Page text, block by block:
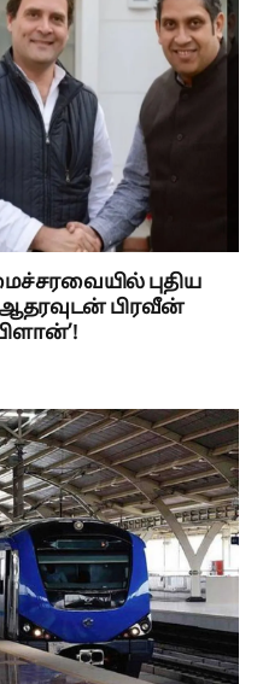
புதிய
ஆதரவுடன் பிரவீன்